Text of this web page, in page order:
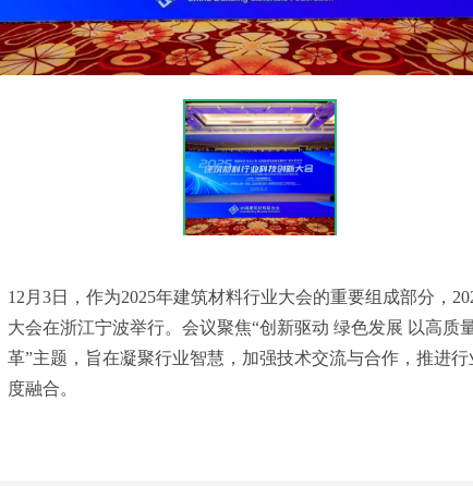
12月3日，作为2025年建筑材料行业大会的重要组成部分，
大会在浙江宁波举行。会议聚焦“创新驱动 绿色发展 以高质
革”主题，旨在凝聚行业智慧，加强技术交流与合作，推进
度融合。